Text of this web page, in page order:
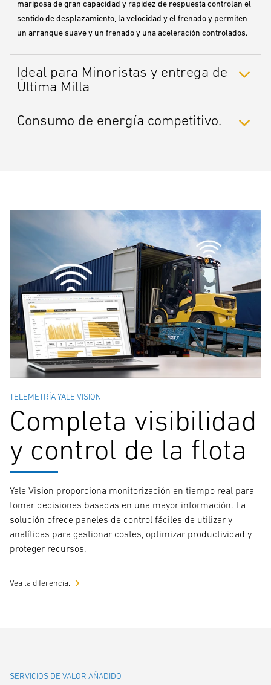
mariposa de gran capacidad y rapidez de respuesta controlan el
sentido de desplazamiento, la velocidad y el frenado y permiten
un arranque suave y un frenado y una aceleración controlados.
Ideal para Minoristas y entrega de
Última Milla
Consumo de energía competitivo.
TELEMETRÍA YALE VISION
Completa visibilidad
y control de la flota
Yale Vision proporciona monitorización en tiempo real para
tomar decisiones basadas en una mayor información. La
solución ofrece paneles de control fáciles de utilizar y
analíticas para gestionar costes, optimizar productividad y
proteger recursos.
Vea la diferencia.
SERVICIOS DE VALOR AÑADIDO